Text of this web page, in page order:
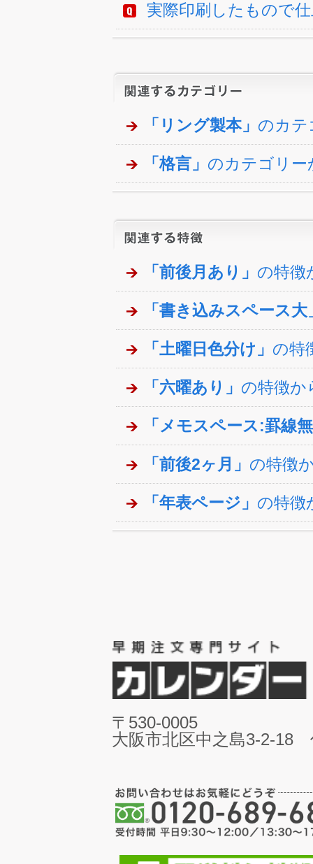
実際印刷したもので
「リング製本」 のカテ
「格言」 のカテゴリー
「前後月あり」 の特徴
「書き込みスペース大
「土曜日色分け」 の特
「六曜あり」 の特徴か
「メモスペース:罫線
「前後2ヶ月」 の特徴
「年表ページ」 の特徴
〒530-0005
大阪市北区中之島3-2-18